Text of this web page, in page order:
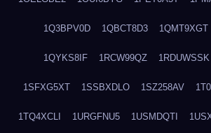
1Q3BPV0D 1QBCT8D3 1QMT9XGT
1QYKS8IF 1RCW99QZ 1RDUWSSK
1SFXG5XT 1SSBXDLO 1SZ258AV
1TQ4XCLI 1URGFNU5 1USMDQTI